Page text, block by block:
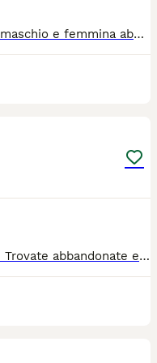
Prov.Cosenza 2meravgliosi micini maschio e femmina abbandonati,recuperati,sverminati,vaccinati. Sono salvi ma non possono stare sempre chiusi in una stanza. Cercano adozione anche separati. Viaggiano in staffetta al centro nord previo iter di preaffido.
Due micine cercano casa insieme! Trovate abbandonate erano piccolissime e con poca speranza di sopravvivere , sono state allattate.con biberon e tanta pazienza ora sono diventate.bellissime e inseparabili! Sono.molto affettuose e hanno bisogno di una casa sicura per sempre.